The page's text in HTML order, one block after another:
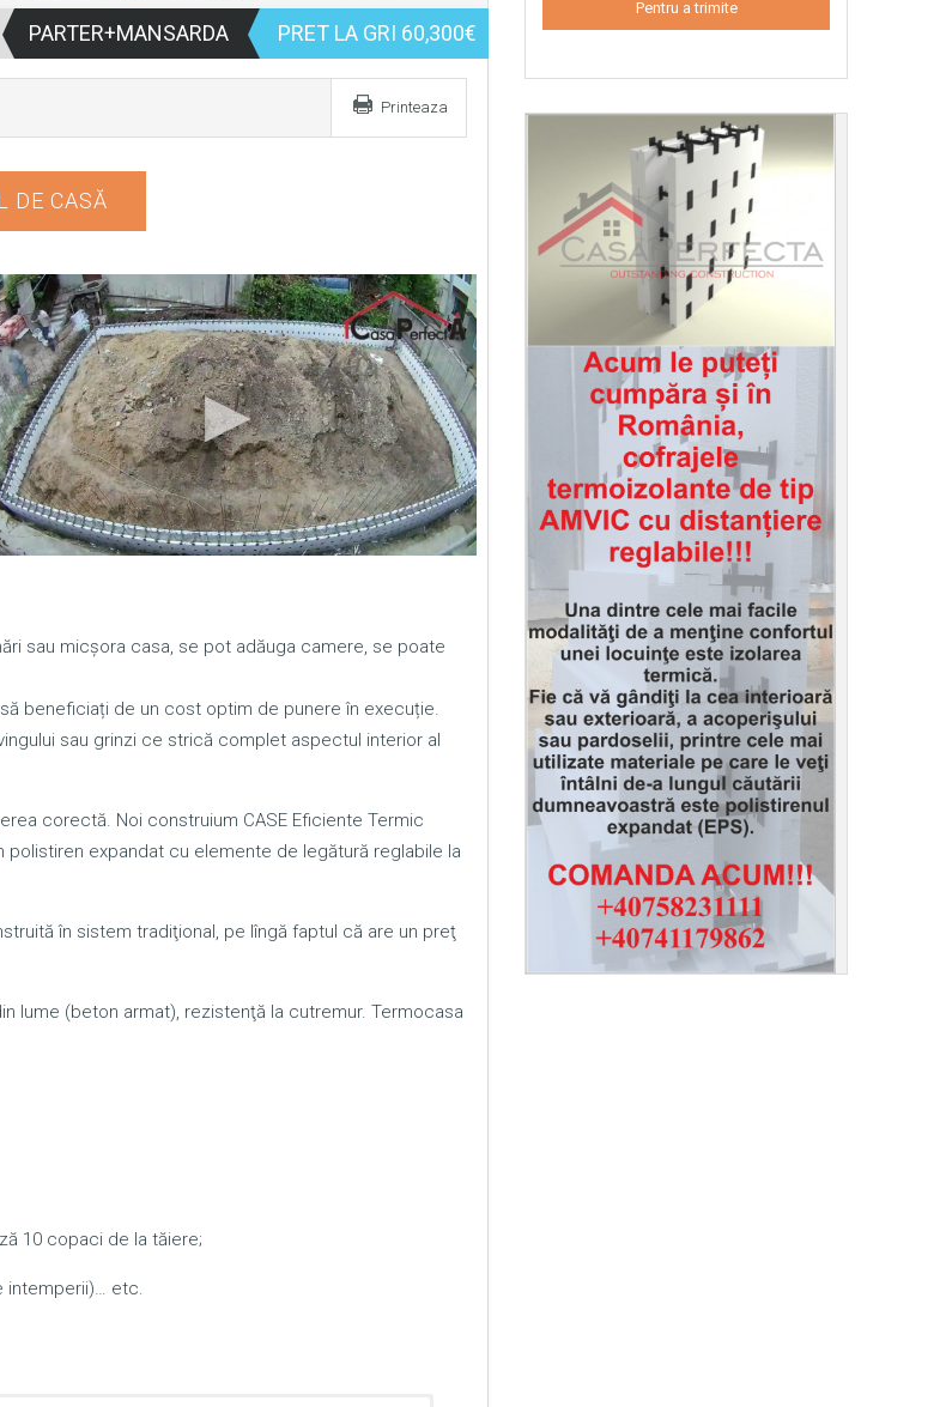
PARTER+MANSARDA PRET LA GRI 60,300€
Printeaza
DE CASĂ
sau micșora casa, se pot adăuga camere, se poate
beneficiați de un cost optim de punere în execuție.
sau grinzi ce strică complet aspectul interior al
corectă. Noi construium CASE Eficiente Termic
polistiren expandat cu elemente de legătură reglabile la
în sistem tradiţional, pe lîngă faptul că are un preţ
lume (beton armat), rezistenţă la cutremur. Termocasa
10 copaci de la tăiere;
intemperii)… etc.